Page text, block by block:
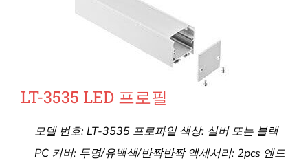
LT-3535 LED 프로필
모델 번호: LT-3535 프로파일 색상: 실버 또는 블랙
PC 커버: 투명/유백색/반짝반짝 액세서리: 2pcs 엔드